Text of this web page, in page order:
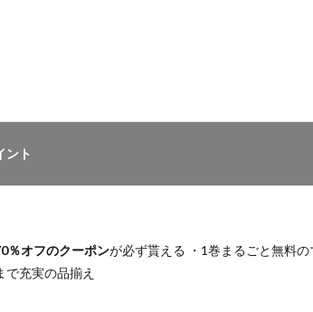
ント
％オフのクーポンが必ず貰える ・1巻まるごと無料
で充実の品揃え